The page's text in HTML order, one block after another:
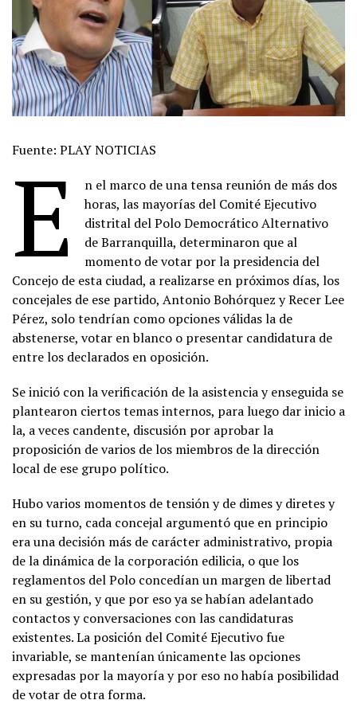
Fuente: PLAY NOTICIAS
E
n el marco de una tensa reunión de más dos
horas, las mayorías del Comité Ejecutivo
distrital del Polo Democrático Alternativo
de Barranquilla, determinaron que al
momento de votar por la presidencia del
Concejo de esta ciudad, a realizarse en próximos días, los
concejales de ese partido, Antonio Bohórquez y Recer Lee
Pérez, solo tendrían como opciones válidas la de
abstenerse, votar en blanco o presentar candidatura de
entre los declarados en oposición.
Se inició con la verificación de la asistencia y enseguida se
plantearon ciertos temas internos, para luego dar inicio a
la, a veces candente, discusión por aprobar la
proposición de varios de los miembros de la dirección
local de ese grupo político.
Hubo varios momentos de tensión y de dimes y diretes y
en su turno, cada concejal argumentó que en principio
era una decisión más de carácter administrativo, propia
de la dinámica de la corporación edilicia, o que los
reglamentos del Polo concedían un margen de libertad
en su gestión, y que por eso ya se habían adelantado
contactos y conversaciones con las candidaturas
existentes. La posición del Comité Ejecutivo fue
invariable, se mantenían únicamente las opciones
expresadas por la mayoría y por eso no había posibilidad
de votar de otra forma.